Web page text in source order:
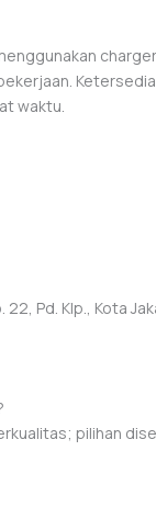
waktu.
22, Pd. Klp., Kota
pilihan